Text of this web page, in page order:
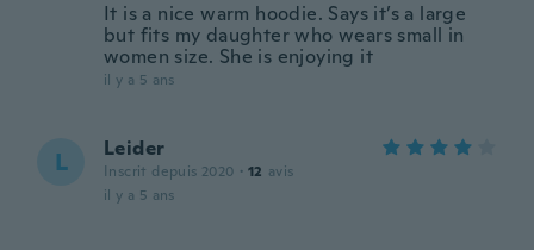
It is a nice warm hoodie. Says it’s a large
but fits my daughter who wears small in
women size. She is enjoying it
il y a 5 ans
L Leider
Inscrit depuis 2020 · 12 avis
il y a 5 ans